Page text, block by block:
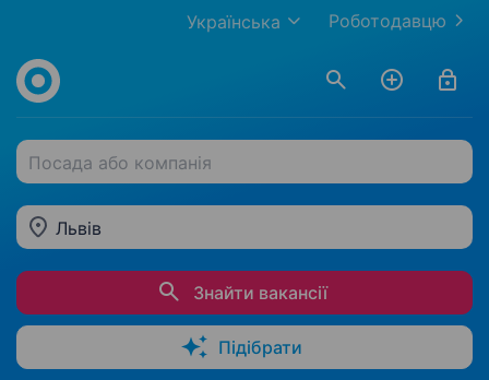
Роботодавцю
Українська
Посада або компанія
Львів
Знайти вакансії
Підібрати